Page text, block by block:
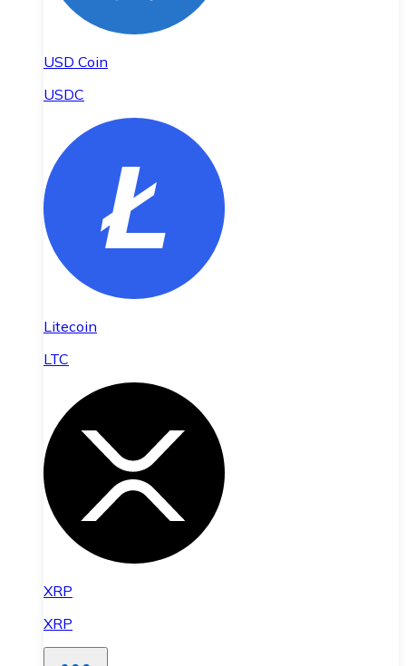
USD Coin
USDC
Litecoin
LTC
XRP
XRP